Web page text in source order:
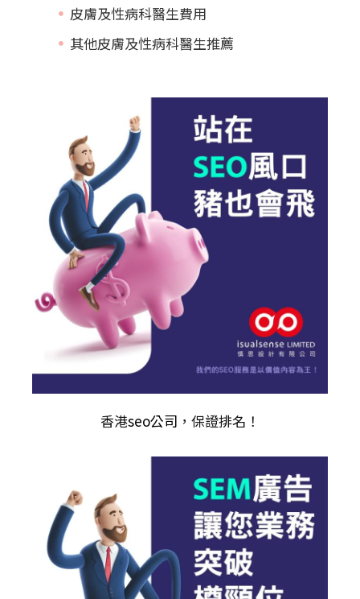
皮膚及性病科醫生費用
其他皮膚及性病科醫生推薦
香港seo公司 ，保證排名！